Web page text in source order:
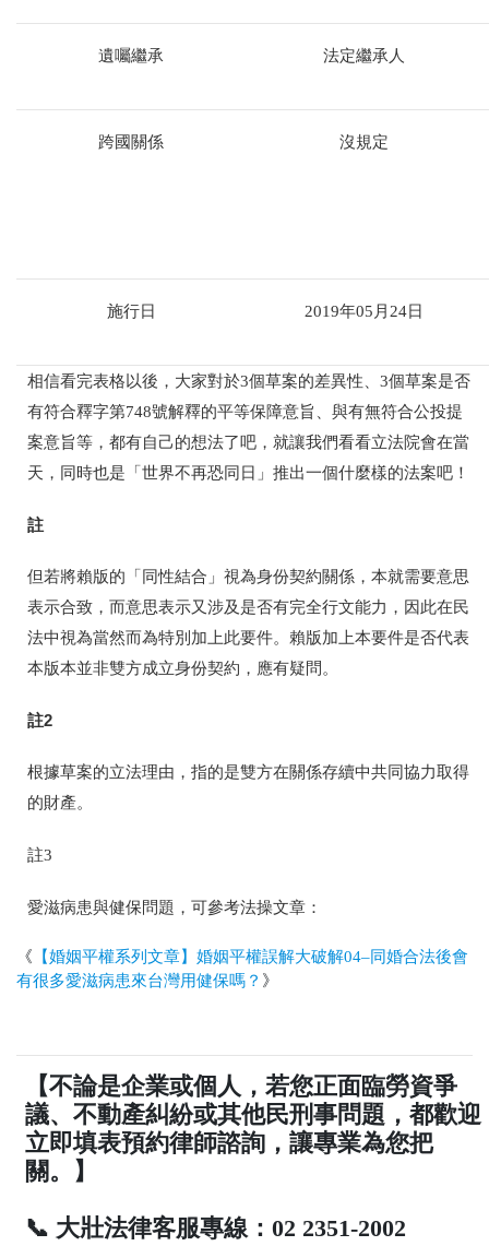
遺囑繼承 法定繼承人
跨國關係 沒規定
施行日 2019年05月24日
相信看完表格以後，大家對於3個草案的差異性、3個草案是否
有符合釋字第748號解釋的平等保障意旨、與有無符合公投提
案意旨等，都有自己的想法了吧，就讓我們看看立法院會在當
天，同時也是「世界不再恐同日」推出一個什麼樣的法案吧！
註
但若將賴版的「同性結合」視為身份契約關係，本就需要意思
表示合致，而意思表示又涉及是否有完全行文能力，因此在民
法中視為當然而為特別加上此要件。賴版加上本要件是否代表
本版本並非雙方成立身份契約，應有疑問。
註2
根據草案的立法理由，指的是雙方在關係存續中共同協力取得
的財產。
註3
愛滋病患與健保問題，可參考法操文章：
《 【婚姻平權系列文章】婚姻平權誤解大破解04–同婚合法後會
有很多愛滋病患來台灣用健保嗎？ 》
【不論是企業或個人，若您正面臨勞資爭
議、不動產糾紛或其他民刑事問題，都歡迎
立即填表預約律師諮詢，讓專業為您把
關。】
📞 大壯法律客服專線：02 2351-2002